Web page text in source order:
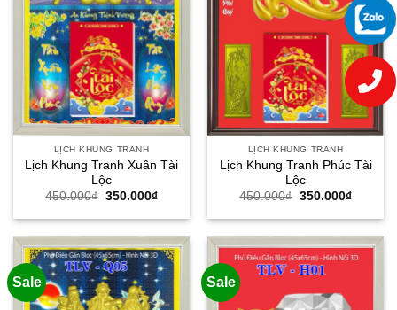
LỊCH KHUNG TRANH
Lịch Khung Tranh Xuân Tài
Lộc
450.000₫ Giá
là:
350.000₫Giá
tại
350.000₫.
LỊCH KHUNG TRANH
Lịch Khung Tranh Phúc Tài
Lộc
450.000₫ Giá
là:
350.000₫Giá
tại
Sale Sale